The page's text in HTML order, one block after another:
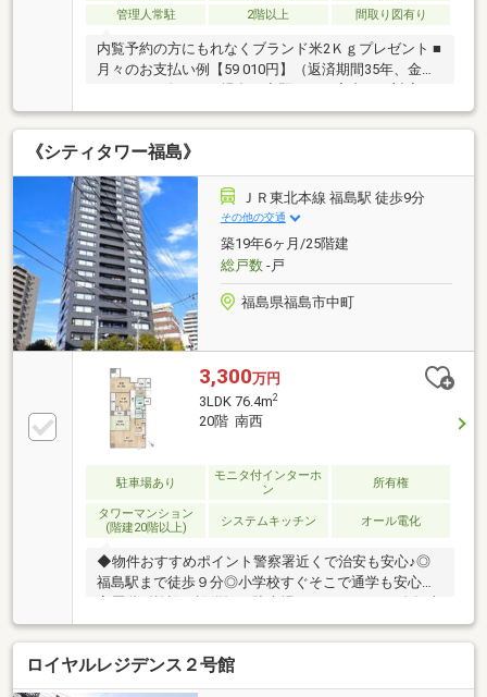
管理人常駐
2階以上 間取り図有り
内覧予約の方にもれなくブランド米2Ｋｇプレゼント ■
月々のお支払い例【59 010円】（返済期間35年、金利
能ですので、お気軽にご連絡下さい！
《シティタワー福島》
ＪＲ東北本線 福島駅 徒歩9分
その他の交通
築19年6ヶ月/25階建
総戸数-戸
福島県福島市中町
3,300万円
3LDK 76.4m2
20階 南西
駐車場あり
モニタ付インターホ
ン
所有権
タワーマンション
(階建20階以上)
システムキッチン オール電化
◆物件おすすめポイント警察署近くで治安も安心♪◎
福島駅まで徒歩９分◎小学校すぐそこで通学も安心◎
置き場・オートロック・防犯カメラ・エレベーター２
基・宅配ボックス◆LINEでもお問い合わせ受付中♪
ID⇒@e-concept_2《ご案内》これから住宅を探し始め
る方や、何から始めていいか分からない方でも、是非
ロイヤルレジデンス２号館